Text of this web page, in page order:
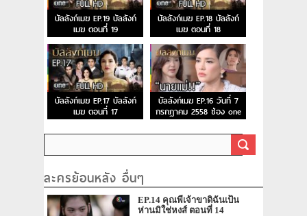
บัลลังก์เมฆ EP.19 บัลลังก์
เมฆ ตอนที่ 19
บัลลังก์เมฆ EP.18 บัลลังก์
เมฆ ตอนที่ 18
บัลลังก์เมฆ EP.17 บัลลังก์
เมฆ ตอนที่ 17
บัลลังก์เมฆ EP.16 วันที่ 7
กรกฎาคม 2558 ช่อง one
ละครย้อนหลัง อื่นๆ
EP.14 คุณพี่เจ้าขาดิฉันเป็น
ห่านมิใช่หงส์ ตอนที่ 14